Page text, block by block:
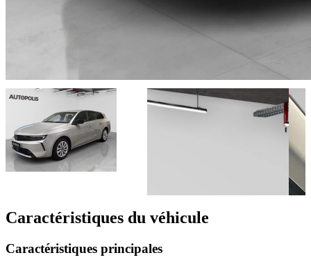
Caractéristiques du véhicule
Caractéristiques principales